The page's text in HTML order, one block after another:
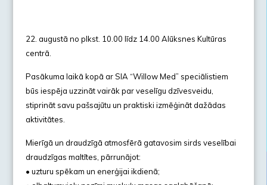
22. augustā no plkst. 10.00 līdz 14.00 Alūksnes Kultūras
centrā.
Pasākuma laikā kopā ar SIA “Willow Med” speciālistiem
būs iespēja uzzināt vairāk par veselīgu dzīvesveidu,
stiprināt savu pašsajūtu un praktiski izmēģināt dažādas
aktivitātes.
Mierīgā un draudzīgā atmosfērā gatavosim sirds veselībai
draudzīgas maltītes, pārrunājot:
• uzturu spēkam un enerģijai ikdienā;